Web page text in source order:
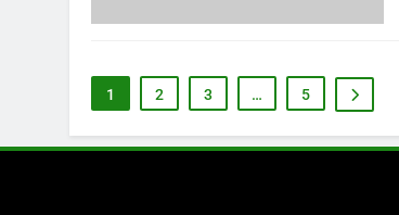
1 2 3 … 5